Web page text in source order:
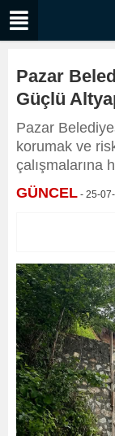
Pazar
Güçlü
Pazar
korumak ve
çalışmalarına
GÜNCEL - 25-